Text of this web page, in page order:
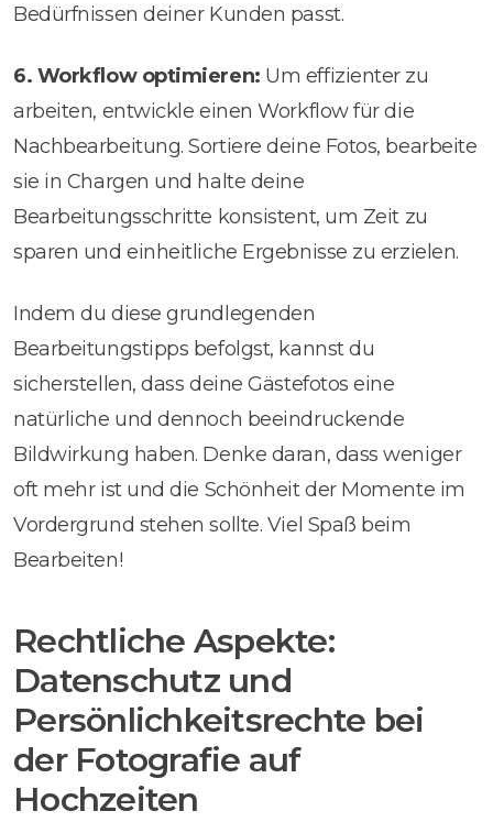
Bedürfnissen deiner Kunden passt.
6. Workflow optimieren: Um effizienter zu
arbeiten, entwickle einen Workflow für die
Nachbearbeitung. Sortiere deine Fotos, bearbeite
sie in Chargen und halte deine
Bearbeitungsschritte konsistent, um Zeit zu
sparen und einheitliche Ergebnisse zu erzielen.
Indem du diese grundlegenden
Bearbeitungstipps befolgst, kannst du
sicherstellen, dass deine Gästefotos eine
natürliche und dennoch beeindruckende
Bildwirkung haben. Denke daran, dass weniger
oft mehr ist und die Schönheit der Momente im
Vordergrund stehen sollte. Viel Spaß beim
Bearbeiten!
Rechtliche Aspekte:
Datenschutz und
Persönlichkeitsrechte bei
der Fotografie auf
Hochzeiten